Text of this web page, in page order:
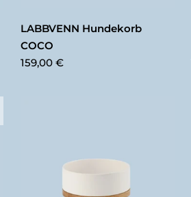
LABBVENN Hundekorb
COCO
159,00 €